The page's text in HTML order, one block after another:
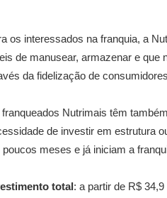
os interessados na franquia, a
de manusear, armazenar e que
da fidelização de
Nutrimais têm
de investir em estrutura
poucos meses e já iniciam a
total: a partir de R$ 34,9